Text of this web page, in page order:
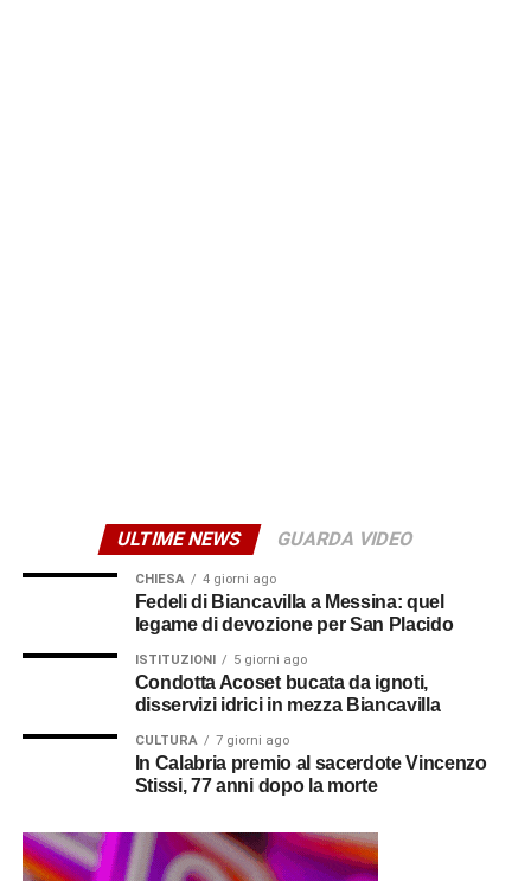
ULTIME NEWS GUARDA VIDEO
CHIESA 4 giorni ago
Fedeli di Biancavilla a Messina: quel
legame di devozione per San Placido
ISTITUZIONI 5 giorni ago
Condotta Acoset bucata da ignoti,
disservizi idrici in mezza Biancavilla
CULTURA 7 giorni ago
In Calabria premio al sacerdote Vincenzo
Stissi, 77 anni dopo la morte